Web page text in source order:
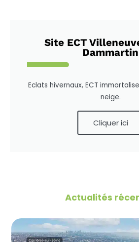
Site ECT
Dammartin
Eclats hivernaux, ECT
neige.
Cliquer ici
Actualités